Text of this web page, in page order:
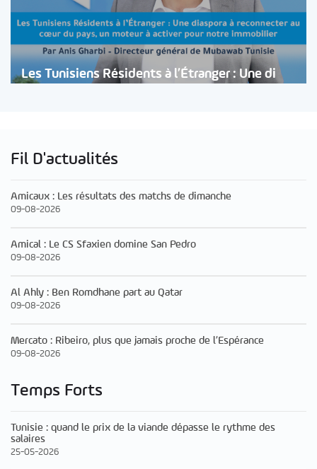
Les Tunisiens Résidents à l’Étranger : Une di
Fil D'actualités
Amicaux : Les résultats des matchs de dimanche
09-08-2026
Amical : Le CS Sfaxien domine San Pedro
09-08-2026
Al Ahly : Ben Romdhane part au Qatar
09-08-2026
Mercato : Ribeiro, plus que jamais proche de l’Espérance
09-08-2026
Temps Forts
Tunisie : quand le prix de la viande dépasse le rythme des
salaires
25-05-2026